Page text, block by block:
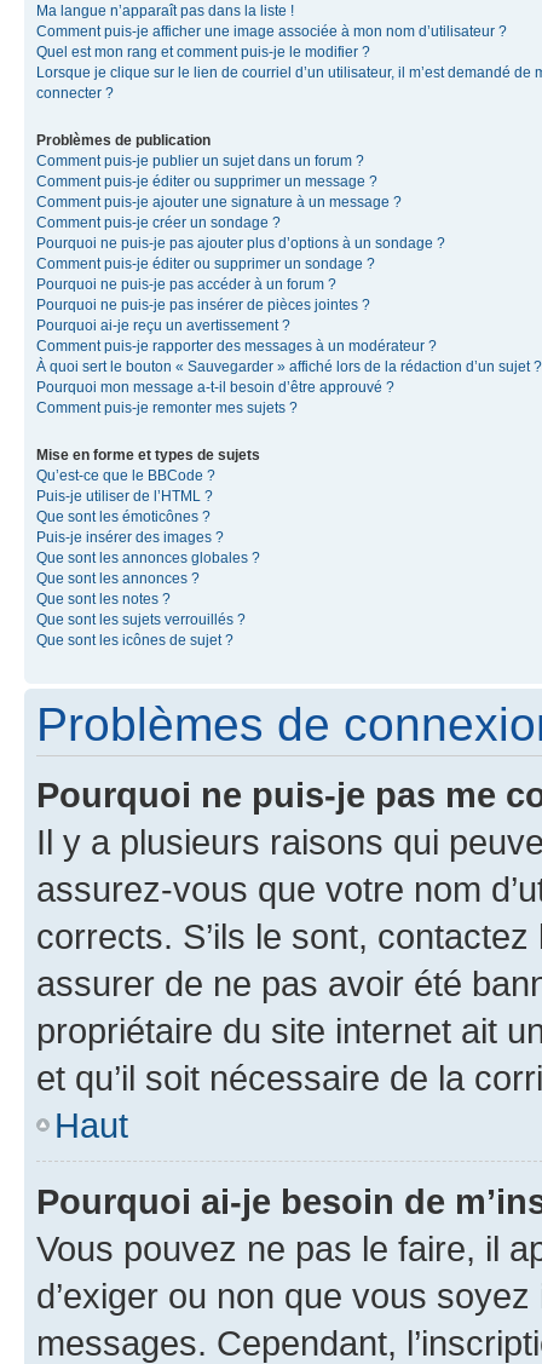
Ma langue n’apparaît pas dans la liste !
Comment puis-je afficher une image associée à mon nom d’utilisateur ?
Quel est mon rang et comment puis-je le modifier ?
Lorsque je clique sur le lien de courriel d’un utilisateur, il m’est demandé de
connecter ?
Problèmes de publication
Comment puis-je publier un sujet dans un forum ?
Comment puis-je éditer ou supprimer un message ?
Comment puis-je ajouter une signature à un message ?
Comment puis-je créer un sondage ?
Pourquoi ne puis-je pas ajouter plus d’options à un sondage ?
Comment puis-je éditer ou supprimer un sondage ?
Pourquoi ne puis-je pas accéder à un forum ?
Pourquoi ne puis-je pas insérer de pièces jointes ?
Pourquoi ai-je reçu un avertissement ?
Comment puis-je rapporter des messages à un modérateur ?
À quoi sert le bouton « Sauvegarder » affiché lors de la rédaction d’un sujet ?
Pourquoi mon message a-t-il besoin d’être approuvé ?
Comment puis-je remonter mes sujets ?
Mise en forme et types de sujets
Qu’est-ce que le BBCode ?
Puis-je utiliser de l’HTML ?
Que sont les émoticônes ?
Puis-je insérer des images ?
Que sont les annonces globales ?
Que sont les annonces ?
Que sont les notes ?
Que sont les sujets verrouillés ?
Que sont les icônes de sujet ?
Problèmes de
Pourquoi ne puis-je pas me
Il y a plusieurs raisons qui
assurez-vous que votre nom
corrects. S’ils le sont,
assurer de ne pas avoir été
propriétaire du site internet ait
et qu’il soit nécessaire de la
Haut
Pourquoi ai-je besoin de
Vous pouvez ne pas le faire, il
d’exiger ou non que vous
messages. Cependant,